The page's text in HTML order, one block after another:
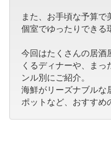
また、お手頃な予算で
個室でゆったりできる
今回はたくさんの居酒
くるディナーや、ま
ンル別にご紹介。
海鮮がリーズナブルな
ポットなど、おすすめ